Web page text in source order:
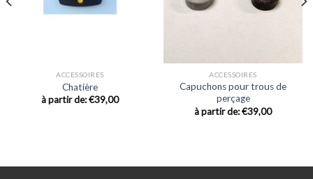
ACCESSOIRES
Chatière
à partir de:€39,00
ACCESSOIRES
Capuchons pour trous de
perçage
à partir de:€39,00